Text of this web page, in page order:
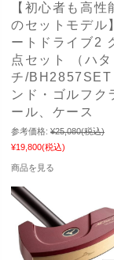
【初心者も高性
のセットモデル
ートドライブ2
点セット （ハタ
チ/BH2857SET
ンド・ゴルフク
ール、ケース
参考価格: ¥25,080(税込)
¥19,800(税込)
商品を見る